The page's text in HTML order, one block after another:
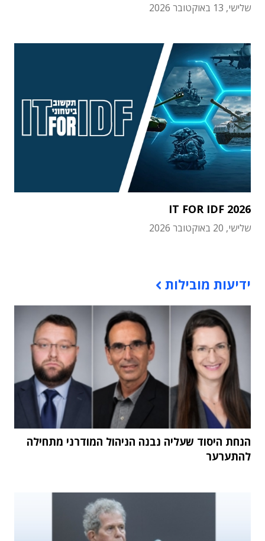
שלישי, 13 באוקטובר 2026
IT FOR IDF 2026
שלישי, 20 באוקטובר 2026
ידיעות מובילות
הנחת היסוד שעליה נבנה הניהול המודרני מתחילה
להתערער